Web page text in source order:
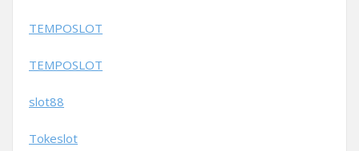
TEMPOSLOT
TEMPOSLOT
slot88
Tokeslot